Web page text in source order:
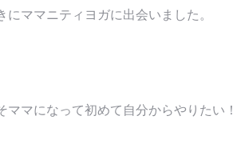
ママニティヨガに出会いました。
マになって初めて自分からやりたい！